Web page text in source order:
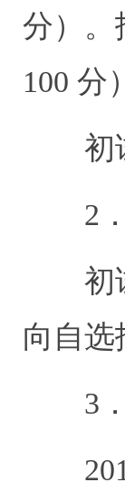
分）。
100 分
初
2
初
向自选
3